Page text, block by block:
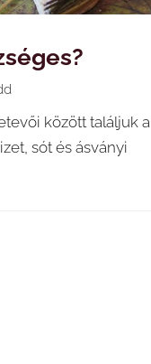
között találjuk a
sót és ásványi